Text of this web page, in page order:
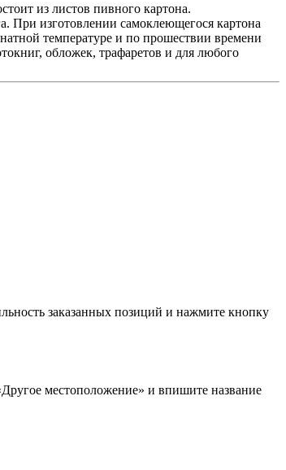
из листов пивного картона.
При изготовлении самоклеющегося картона
температуре и по прошествии времени
обложек, трафаретов и для любого
заказанных позиций и нажмите кнопку
местоположение» и впишите название